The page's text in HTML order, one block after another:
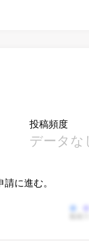
投稿頻度
データな
に進む。